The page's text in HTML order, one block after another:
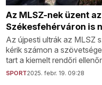
Az MLSZ-nek üzent
Székesfehérváron is
Az újpesti ultrák az MLSZ
kérik számon a
tart a kiemelt rendőri
SPORT2025. febr. 19. 09:28